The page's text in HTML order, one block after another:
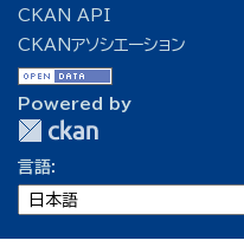
CKAN API
CKANアソシエーション
Powered by
言語